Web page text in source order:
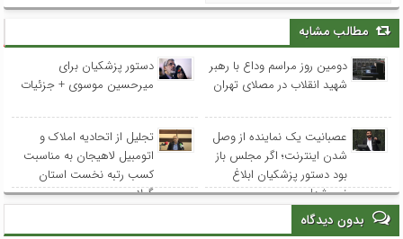
مطالب مشابه
دومین روز مراسم وداع با رهبر
شهید انقلاب در مصلای تهران
دستور پزشکیان برای
میرحسین موسوی + جزئیات
عصبانیت یک نماینده از وصل
شدن اینترنت؛ اگر مجلس باز
بود دستور پزشکیان ابلاغ
نمی‌شد!
تجلیل از اتحادیه املاک و
اتومبیل لاهیجان به مناسبت
کسب رتبه نخست استان
گیلان
بدون دیدگاه